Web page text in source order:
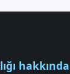
hakkında